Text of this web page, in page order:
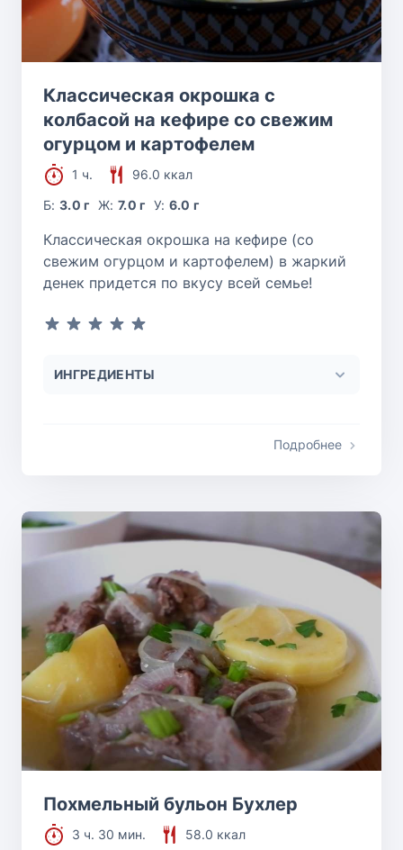
Классическая окрошка с
колбасой на кефире со свежим
огурцом и картофелем
1 ч.
96.0 ккал
Б:3.0 г Ж: 7.0 г У: 6.0 г
Классическая окрошка на кефире (со
свежим огурцом и картофелем) в жаркий
денек придется по вкусу всей семье!
ИНГРЕДИЕНТЫ
Подробнее
Похмельный бульон Бухлер
3 ч. 30 мин.
58.0 ккал